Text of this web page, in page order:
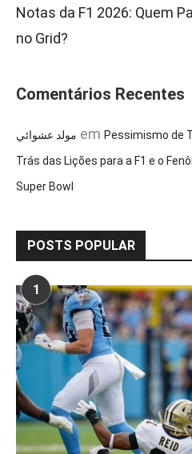
Notas da F1 2026: Quem
no Grid?
Comentários Recentes
مولد عشوائي em Pessimismo de
Trás das Lições para a F1 e o
Super Bowl
POSTS POPULAR
1